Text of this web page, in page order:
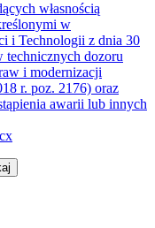
własnością
w
i Technologii z dnia 30
technicznych dozoru
i modernizacji
r. poz. 2176) oraz
awarii lub innych